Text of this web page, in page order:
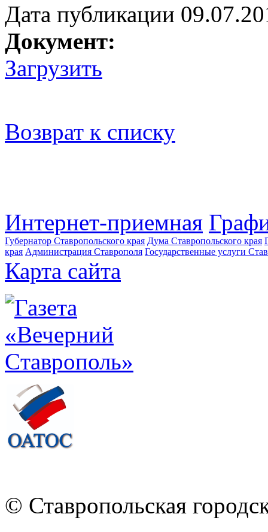
Дата публикации
Документ:
Загрузить
Возврат к списку
Интернет-приемная
Губернатор Ставропольского края Дума Ставропольского края
края Администрация Ставрополя Государственные услуги
Карта сайта
© Ставропольская